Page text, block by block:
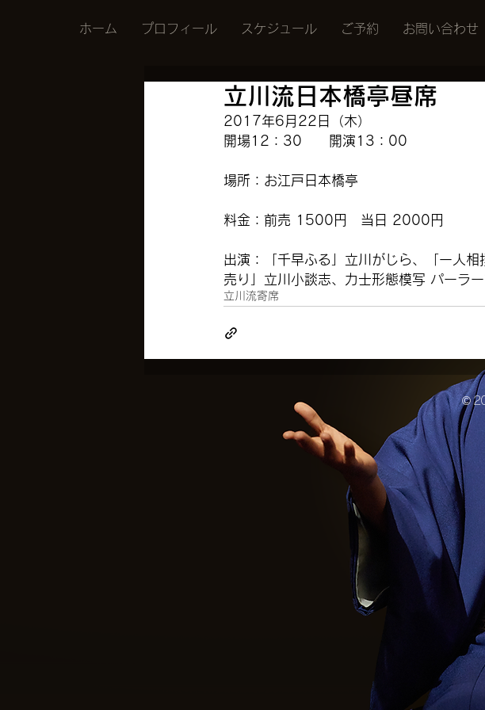
ホーム プロフィール スケジュール ご予約 お問い合わせ
立川流日本橋亭昼席
2017年6月22日（木）
開場12：30　　開演13：00
場所：お江戸日本橋亭
料金：前売 1500円　当日 2000円
出演：「千早ふる」立川がじら、「一人
売り」立川小談志、力士形態模写 パーラ
立川流寄席
©